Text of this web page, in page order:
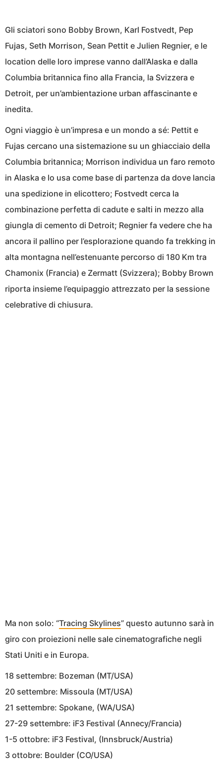
Gli sciatori sono Bobby Brown, Karl Fostvedt, Pep
Fujas, Seth Morrison, Sean Pettit e Julien Regnier, e le
location delle loro imprese vanno dall’Alaska e dalla
Columbia britannica fino alla Francia, la Svizzera e
Detroit, per un’ambientazione urban affascinante e
inedita.
Ogni viaggio è un’impresa e un mondo a sé: Pettit e
Fujas cercano una sistemazione su un ghiacciaio della
Columbia britannica; Morrison individua un faro remoto
in Alaska e lo usa come base di partenza da dove lancia
una spedizione in elicottero; Fostvedt cerca la
combinazione perfetta di cadute e salti in mezzo alla
giungla di cemento di Detroit; Regnier fa vedere che ha
ancora il pallino per l’esplorazione quando fa trekking in
alta montagna nell’estenuante percorso di 180 Km tra
Chamonix (Francia) e Zermatt (Svizzera); Bobby Brown
riporta insieme l’equipaggio attrezzato per la sessione
celebrative di chiusura.
Ma non solo: “Tracing Skylines” questo autunno sarà in
giro con proiezioni nelle sale cinematografiche negli
Stati Uniti e in Europa.
18 settembre: Bozeman (MT/USA)
20 settembre: Missoula (MT/USA)
21 settembre: Spokane, (WA/USA)
27-29 settembre: iF3 Festival (Annecy/Francia)
1-5 ottobre: iF3 Festival, (Innsbruck/Austria)
3 ottobre: Boulder (CO/USA)